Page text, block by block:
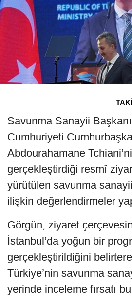
Savunma Sanayii
Cumhuriyeti
Abdourahamane
gerçekleştirdiği resmî
yürütülen savunma
ilişkin değerlendirmeler
Görgün, ziyaret
İstanbul’da yoğun bir
gerçekleştirildiğini
Türkiye’nin savunma
yerinde inceleme fırsatı